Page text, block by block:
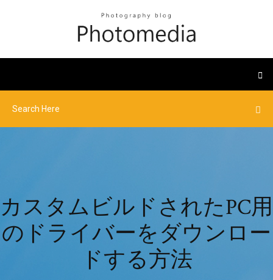
カスタムビルドされたPC用
のドライバーをダウンロー
ドする方法